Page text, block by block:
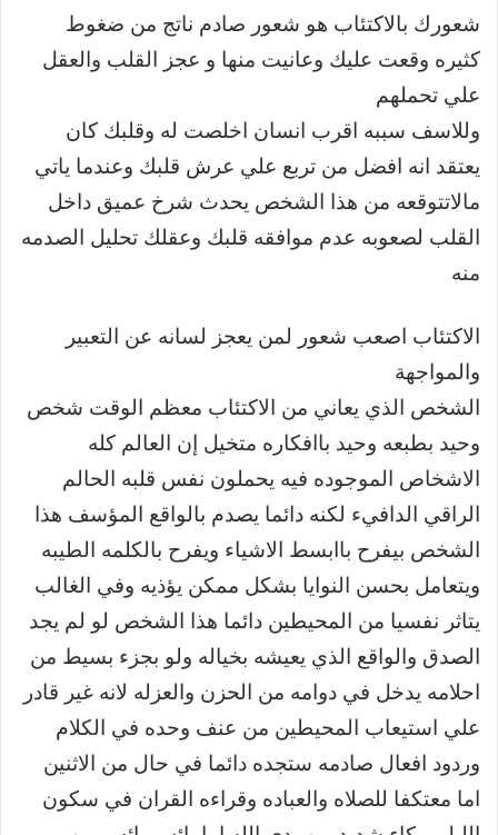
شعورك بالاكتئاب هو شعور صادم ناتج من ضغوط
كثيره وقعت عليك وعانيت منها و عجز القلب والعقل
علي تحملهم
وللاسف سببه اقرب انسان اخلصت له وقلبك كان
يعتقد انه افضل من تربع علي عرش قلبك وعندما ياتي
مالاتتوقعه من هذا الشخص يحدث شرخ عميق داخل
القلب لصعوبه عدم موافقه قلبك وعقلك تحليل الصدمه
منه
الاكتئاب اصعب شعور لمن يعجز لسانه عن التعبير
والمواجهة
الشخص الذي يعاني من الاكتئاب معظم الوقت شخص
وحيد بطبعه وحيد باافكاره متخيل إن العالم كله
الاشخاص الموجوده فيه يحملون نفس قلبه الحالم
الراقي الدافيء لكنه دائما يصدم بالواقع المؤسف هذا
الشخص بيفرح باابسط الاشياء ويفرح بالكلمه الطيبه
ويتعامل بحسن النوايا بشكل ممكن يؤذيه وفي الغالب
يتاثر نفسيا من المحيطين دائما هذا الشخص لو لم يجد
الصدق والواقع الذي يعيشه بخياله ولو بجزء بسيط من
احلامه يدخل في دوامه من الحزن والعزله لانه غير قادر
علي استيعاب المحيطين من عنف وحده في الكلام
وردود افعال صادمه ستجده دائما في حال من الاثنين
اما معتكفا للصلاه والعباده وقراءه القران في سكون